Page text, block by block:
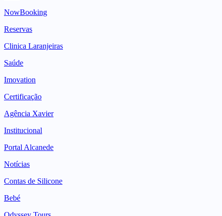
NowBooking
Reservas
Clinica Laranjeiras
Saúde
Imovation
Certificação
Agência Xavier
Institucional
Portal Alcanede
Notícias
Contas de Silicone
Bebé